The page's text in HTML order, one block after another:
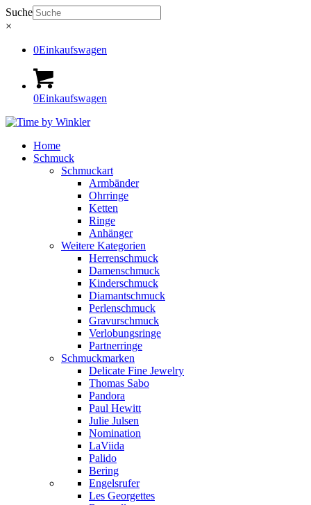
Suche
×
0Einkaufswagen
0Einkaufswagen
Home
Schmuck
Schmuckart
Armbänder
Ohrringe
Ketten
Ringe
Anhänger
Weitere Kategorien
Herrenschmuck
Damenschmuck
Kinderschmuck
Diamantschmuck
Perlenschmuck
Gravurschmuck
Verlobungsringe
Partnerringe
Schmuckmarken
Delicate Fine Jewelry
Thomas Sabo
Pandora
Paul Hewitt
Julie Julsen
Nomination
LaViida
Palido
Bering
Engelsrufer
Les Georgettes